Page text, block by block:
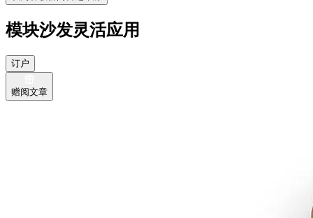
模块沙发灵活应用
订户
赠阅文章